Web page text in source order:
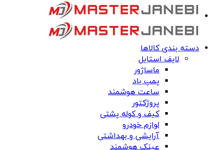
دسته بندی کالاها
لایف استایل
ماساژور
پمپ باد
ساعت هوشمند
پروژکتور
کیف و کوله پشتی
لوازم خودرو
آرایشی و بهداشتی
عینک هوشمند